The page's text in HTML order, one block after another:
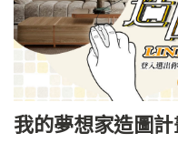
我的夢想家造圖